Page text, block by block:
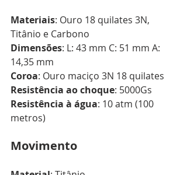
Materiais: Ouro 18 quilates 3N,
Titânio e Carbono
Dimensões: L: 43 mm C: 51 mm A:
14,35 mm
Coroa: Ouro maciço 3N 18 quilates
Resistência ao choque: 5000Gs
Resistência à água: 10 atm (100
metros)
Movimento